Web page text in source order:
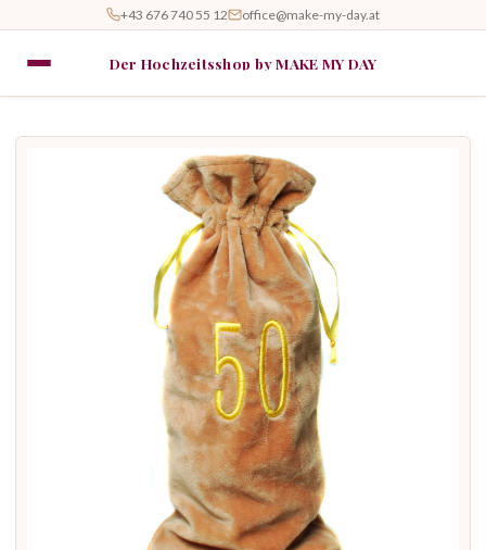
+43 676 740 55 12 office@make-my-day.at
Der Hochzeitsshop by MAKE MY DAY